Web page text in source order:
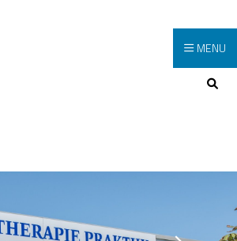
Hoofdmenu
MENU